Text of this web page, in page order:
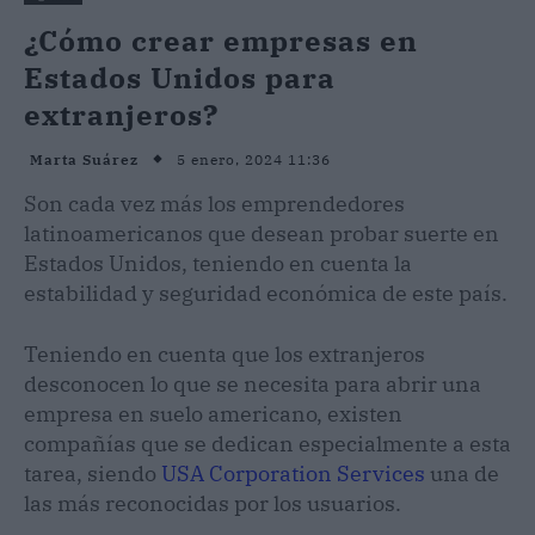
¿Cómo crear empresas en
Estados Unidos para
extranjeros?
Marta Suárez 5 enero, 2024 11:36
Son cada vez más los emprendedores
latinoamericanos que desean probar suerte en
Estados Unidos, teniendo en cuenta la
estabilidad y seguridad económica de este país.
Teniendo en cuenta que los extranjeros
desconocen lo que se necesita para abrir una
empresa en suelo americano, existen
compañías que se dedican especialmente a esta
tarea, siendo USA Corporation Services una de
las más reconocidas por los usuarios.